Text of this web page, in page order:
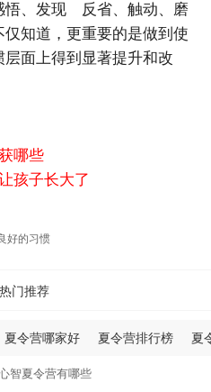
悟、发现 反省、触动、磨
知道，更重要的是做到使
面上得到显著提升和改
哪些
孩子长大了
好的习惯
热门推荐
夏令营哪家好 夏令营排行榜 夏
智夏令营有哪些